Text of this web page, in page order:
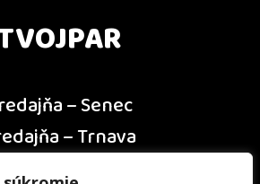
– Senec
– Trnava
– Dunajská Streda